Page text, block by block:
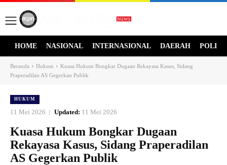
HOME NASIONAL INTERNASIONAL DAERAH
Beranda Hukum
Kuasa Hukum Bongkar Dugaan Rekayasa Kasus, Sidang
Praperadilan AS Gegerkan Publik
HUKUM
11 Mei 2026 Updated: 11 Mei 2026
Kuasa Hukum Bongkar Dugaan
Rekayasa Kasus, Sidang Praperadilan
AS Gegerkan Publik